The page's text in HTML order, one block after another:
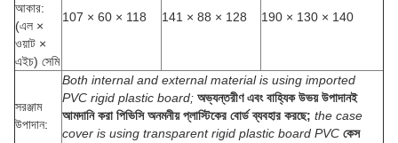
আকার:
(এল ×
ওয়াট ×
এইচ) সেমি
107 × 60 × 118 141 × 88 × 128 190 × 130 × 140
সরঞ্জাম
উপাদান:
Both internal and external material is using imported
PVC rigid plastic board; অভ্যন্তরীণ এবং বাহ্যিক উভয় উপাদানই
আমদানি করা পিভিসি অনমনীয় প্লাস্টিকের বোর্ড ব্যবহার করছে; the case
cover is using transparent rigid plastic board PVC কেস